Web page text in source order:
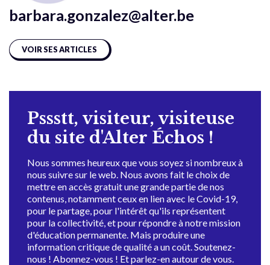
barbara.gonzalez@alter.be
VOIR SES ARTICLES
Pssstt, visiteur, visiteuse
du site d'Alter Échos !
Nous sommes heureux que vous soyez si nombreux à
nous suivre sur le web. Nous avons fait le choix de
mettre en accès gratuit une grande partie de nos
contenus, notamment ceux en lien avec le Covid-19,
pour le partage, pour l'intérêt qu'ils représentent
pour la collectivité, et pour répondre à notre mission
d'éducation permanente. Mais produire une
information critique de qualité a un coût. Soutenez-
nous ! Abonnez-vous ! Et parlez-en autour de vous.